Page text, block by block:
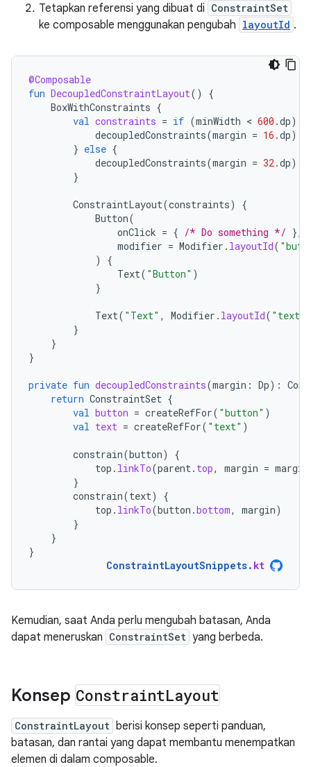
Tetapkan referensi yang dibuat di ConstraintSet
ke composable menggunakan pengubah layoutId .
@Composable
fun DecoupledConstraintLayout()
{
BoxWithConstraints {
val constraints = if (minWidth < 600.dp)
decoupledConstraints(margin = 16.dp)
} else {
decoupledConstraints(margin = 32.dp)
}
ConstraintLayout(constraints)
{
Button(
onClick = { /* Do something */ },
modifier = Modifier . layoutId(
)
{
Text( "Button" )
}
Text( "Text" , Modifier . layoutId( "text"
}
}
}
private fun decoupledConstraints(margin : Dp):
return ConstraintSet {
val button = createRefFor( "button" )
val text = createRefFor( "text" )
constrain(button)
{
top . linkTo(parent. top, margin = margin
}
constrain(text)
{
top . linkTo(button .bottom, margin)
}
}
}
ConstraintLayoutSnippets. kt
Kemudian, saat Anda perlu mengubah batasan, Anda
dapat meneruskan ConstraintSet yang berbeda.
Konsep ConstraintLayout
ConstraintLayout berisi konsep seperti panduan,
batasan, dan rantai yang dapat membantu menempatkan
elemen di dalam composable.